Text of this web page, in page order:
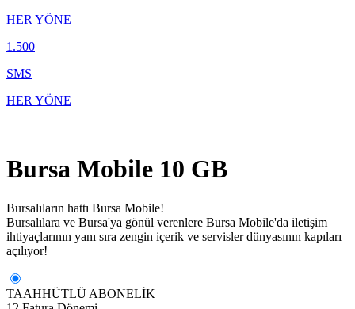
HER YÖNE
1.500
SMS
HER YÖNE
Bursa Mobile 10 GB
Bursalıların hattı Bursa Mobile!
Bursalılara ve Bursa'ya gönül verenlere Bursa Mobile'da iletişim
ihtiyaçlarının yanı sıra zengin içerik ve servisler dünyasının kapıları
açılıyor!
TAAHHÜTLÜ ABONELİK